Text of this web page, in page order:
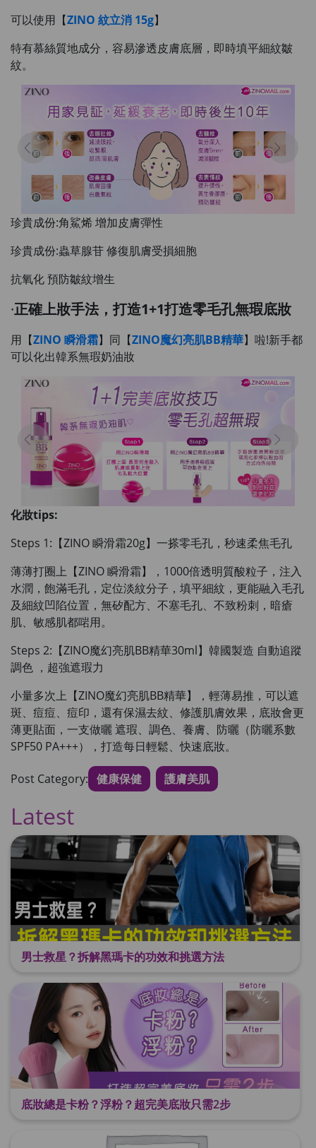
可以使用【ZINO 紋立消 15g】
特有慕絲質地成分，容易滲透皮膚底層，即時填平細紋皺
紋。
珍貴成份:角鯊烯 增加皮膚彈性
珍貴成份:蟲草腺苷 修復肌膚受損細胞
抗氧化 預防皺紋增生
·正確上妝手法，打造1+1打造零毛孔無瑕底妝
用【ZINO 瞬滑霜】同【ZINO魔幻亮肌BB精華】啦!新手都
可以化出韓系無瑕奶油妝
化妝tips:
Steps 1:【ZINO 瞬滑霜20g】一搽零毛孔，秒速柔焦毛孔
薄薄打圈上【ZINO 瞬滑霜】，1000倍透明質酸粒子，注入
水潤，飽滿毛孔 ，定位淡紋分子，填平細紋， 更能融入毛孔
及細紋凹陷位置 ，無矽配方、不塞毛孔、不致粉刺，暗瘡
肌、敏感肌都啱用。
Steps 2:【ZINO魔幻亮肌BB精華30ml】韓國製造 自動追蹤
調色 ，超強遮瑕力
小量多次上【ZINO魔幻亮肌BB精華】，輕薄易推 ，可以遮
斑、痘痘、痘印，還有保濕去紋、修護肌膚效果， 底妝會更
薄更貼面 ，一支做曬 遮瑕、調色、養膚、防曬（防曬系數
SPF50 PA+++），打造每日輕鬆、快速底妝。
Post Category: 健康保健 護膚美肌
Latest
男士救星？拆解黑瑪卡的功效和挑選方法
底妝總是卡粉？浮粉？超完美底妝只需2步